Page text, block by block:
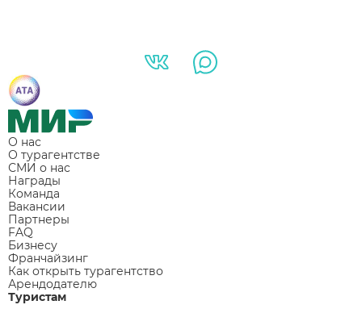
О нас
О турагентстве
СМИ о нас
Награды
Команда
Вакансии
Партнеры
FAQ
Бизнесу
Франчайзинг
Как открыть турагентство
Арендодателю
Туристам